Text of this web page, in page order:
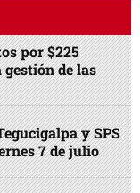
por $225
de las
y SPS
7 de julio